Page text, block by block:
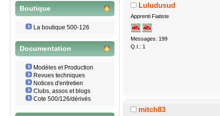
Boutique
La boutique 500-126
Documentation
Modèles et Production
Revues techniques
Notices d'entretien
Clubs, assos et blogs
Cote 500/126/dérivés
Luludusud
Apprenti Fiatiste
Messages: 199
Q.I.: 1
mitch83